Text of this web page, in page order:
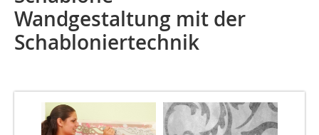
Wandgestaltung mit der
Schabloniertechnik